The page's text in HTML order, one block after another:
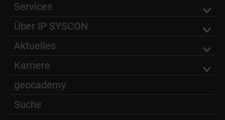
Services
Über IP SYSCON
Aktuelles
Karriere
geocademy
Suche